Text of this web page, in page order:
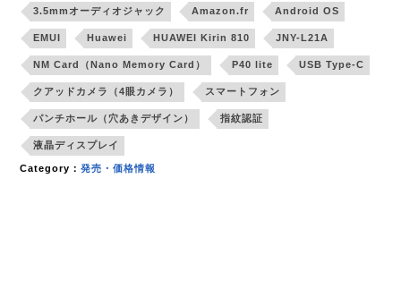
3.5mmオーディオジャック Amazon.fr Android OS
EMUI Huawei HUAWEI Kirin 810 JNY-L21A
NM Card（Nano Memory Card） P40 lite USB Type-C
クアッドカメラ（4眼カメラ） スマートフォン
パンチホール（穴あきデザイン） 指紋認証
液晶ディスプレイ
Category：発売・価格情報